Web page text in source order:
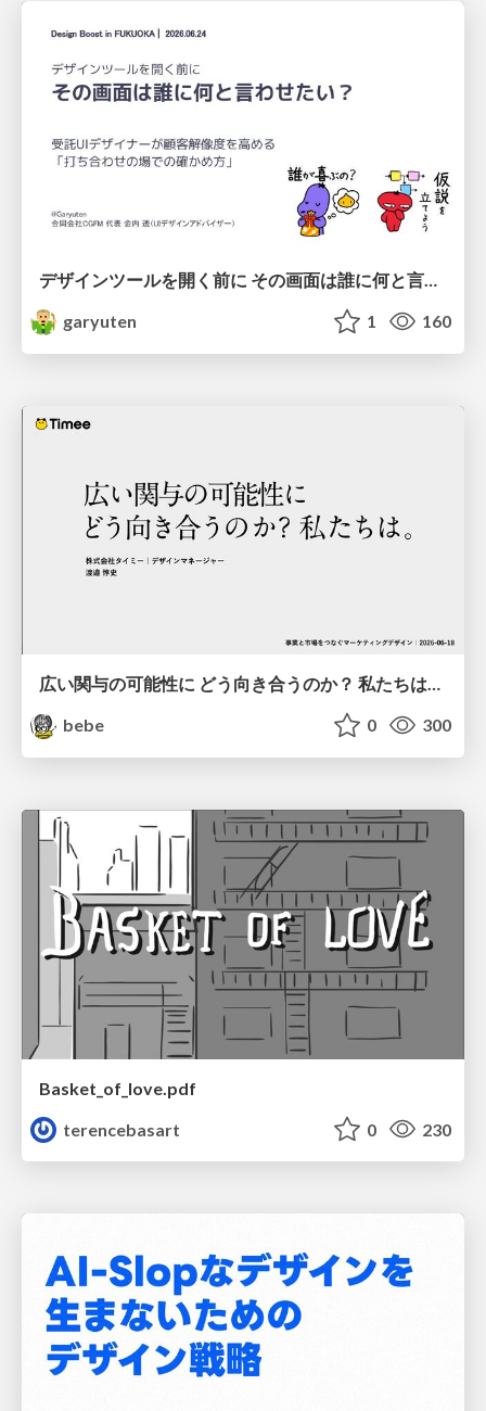
garyuten
1 160
広い関与の可能性に どう向き合うのか？ 私たちは。｜Timee MarketingDesign 2026-06-18
bebe
0 300
Basket_of_love.pdf
terencebasart
0 230